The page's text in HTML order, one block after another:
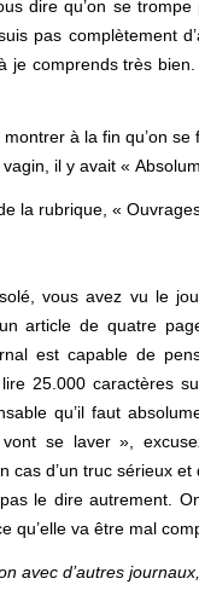
dire qu’on se
pas complètement
comprends très
à la fin qu’on
il y avait «
la rubrique, «
vous avez vu le
article de quatre
est capable de
25.000 caractères
qu’il faut
se laver »,
cas d’un truc sérieux et
le dire autrement.
qu’elle va être mal
avec d’autres